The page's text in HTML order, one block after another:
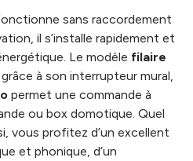
sans raccordement
il s’installe rapidement et
Le modèle filaire
à son interrupteur mural,
permet une commande à
ou box domotique. Quel
vous profitez d’un excellent
et phonique, d’un